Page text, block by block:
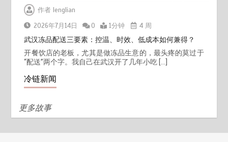
作者 lenglian
2026年7月14日
0 1分钟 4 周
武汉冻品配送三要素：控温、时效、低成本如何兼得？
开餐饮店的老板，尤其是做冻品生意的，最头疼的莫过于
“配送”两个字。我自己在武汉开了几年小吃 […]
冷链新闻
更多故事